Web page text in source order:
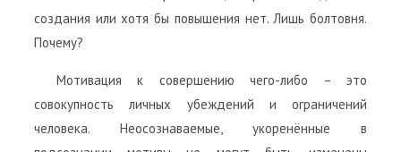
создания или хотя бы повышения нет. Лишь болтовня.
Почему?
Мотивация к совершению чего-либо – это
совокупность личных убеждений и ограничений
человека. Неосознаваемые, укоренённые в